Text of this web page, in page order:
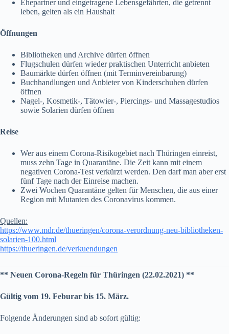
Ehepartner und eingetragene Lebensgefährten, die getrennt
leben, gelten als ein Haushalt
Öffnungen
Bibliotheken und Archive dürfen öffnen
Flugschulen dürfen wieder praktischen Unterricht anbieten
Baumärkte dürfen öffnen (mit Terminvereinbarung)
Buchhandlungen und Anbieter von Kinderschuhen dürfen
öffnen
Nagel-, Kosmetik-, Tätowier-, Piercings- und Massagestudios
sowie Solarien dürfen öffnen
Reise
Wer aus einem Corona-Risikogebiet nach Thüringen einreist,
muss zehn Tage in Quarantäne. Die Zeit kann mit einem
negativen Corona-Test verkürzt werden. Den darf man aber erst
fünf Tage nach der Einreise machen.
Zwei Wochen Quarantäne gelten für Menschen, die aus einer
Region mit Mutanten des Coronavirus kommen.
Quellen:
https://www.mdr.de/thueringen/corona-verordnung-neu-bibliotheken-
solarien-100.html
https://thueringen.de/verkuendungen
** Neuen Corona-Regeln für Thüringen (22.02.2021) **
Gültig vom 19. Feburar bis 15. März.
Folgende Änderungen sind ab sofort gültig: